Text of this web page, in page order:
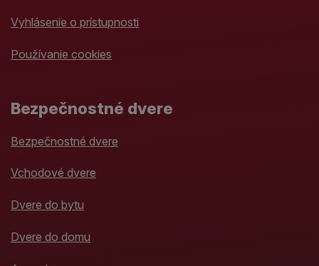
Vyhlásenie o prístupnosti
Používanie cookies
Bezpečnostné dvere
Bezpečnostné dvere
Vchodové dvere
Dvere do bytu
Dvere do domu